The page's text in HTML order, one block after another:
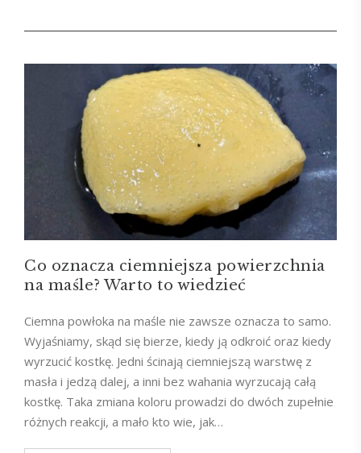
Co oznacza ciemniejsza powierzchnia
na maśle? Warto to wiedzieć
Ciemna powłoka na maśle nie zawsze oznacza to samo.
Wyjaśniamy, skąd się bierze, kiedy ją odkroić oraz kiedy
wyrzucić kostkę. Jedni ścinają ciemniejszą warstwę z
masła i jedzą dalej, a inni bez wahania wyrzucają całą
kostkę. Taka zmiana koloru prowadzi do dwóch zupełnie
różnych reakcji, a mało kto wie, jak…